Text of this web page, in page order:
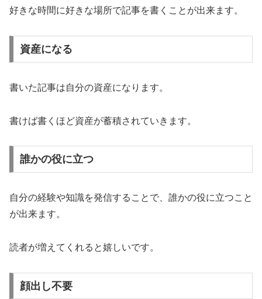
好きな時間に好きな場所で記事を書くことが出来ます。
資産になる
書いた記事は自分の資産になります。
書けば書くほど資産が蓄積されていきます。
誰かの役に立つ
自分の経験や知識を発信することで、誰かの役に立つこと
が出来ます。
読者が増えてくれると嬉しいです。
顔出し不要